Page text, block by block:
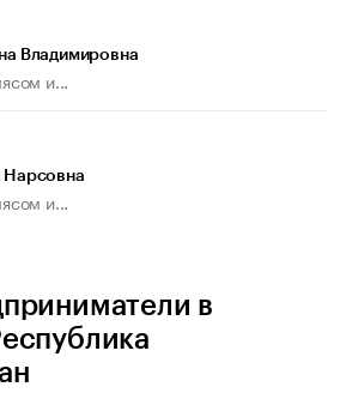
Владимировна
и...
Нарсовна
и...
в